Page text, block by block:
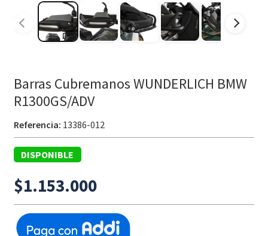
Barras Cubremanos WUNDERLICH BMW
R1300GS/ADV
Referencia: 13386-012
DISPONIBLE
$1.153.000